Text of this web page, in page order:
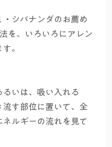
・シバナンダのお薦め
を、いろいろにアレン
。
るいは、吸い入れる
流す部位に置いて、全
ルギーの流れを見て